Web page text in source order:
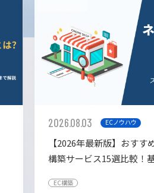
2026.08.03 ECノウハウ
【2026年最新版】おすす
構築サービス15選比較！
EC構築